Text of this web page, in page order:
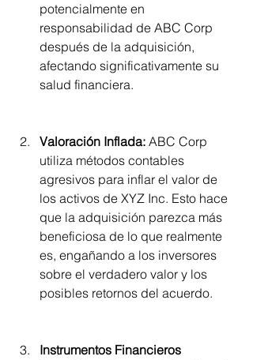
potencialmente en
responsabilidad de ABC Corp
después de la adquisición,
afectando significativamente su
salud financiera.
Valoración Inflada: ABC Corp
utiliza métodos contables
agresivos para inflar el valor de
los activos de XYZ Inc. Esto hace
que la adquisición parezca más
beneficiosa de lo que realmente
es, engañando a los inversores
sobre el verdadero valor y los
posibles retornos del acuerdo.
Instrumentos Financieros